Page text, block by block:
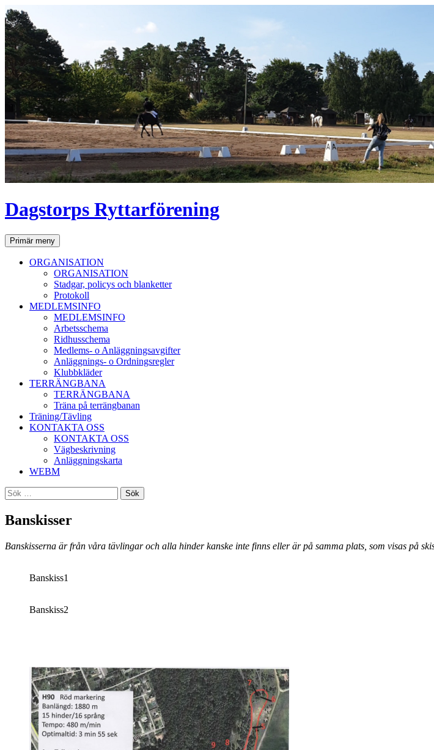
Dagstorps Ryttarförening
SökPrimär meny Hoppa
till
innehåll
ORGANISATION
ORGANISATION
Stadgar, policys och blanketter
Protokoll
MEDLEMSINFO
MEDLEMSINFO
Arbetsschema
Ridhusschema
Medlems- o Anläggningsavgifter
Anläggnings- o Ordningsregler
Klubbkläder
TERRÄNGBANA
TERRÄNGBANA
Träna på terrängbanan
Träning/Tävling
KONTAKTA OSS
KONTAKTA OSS
Vägbeskrivning
Anläggningskarta
WEBM
Sök
efter:
Banskisser
Banskisserna är från våra tävlingar och alla hinder kanske inte finns eller är på samma plats, som visas på
Banskiss1
Banskiss2